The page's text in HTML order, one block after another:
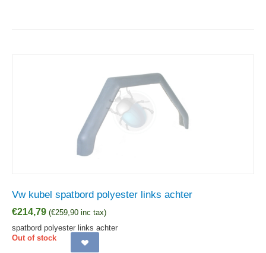
Vw kubel spatbord polyester links achter
€214,79 (€259,90 inc tax)
spatbord polyester links achter
Out of stock